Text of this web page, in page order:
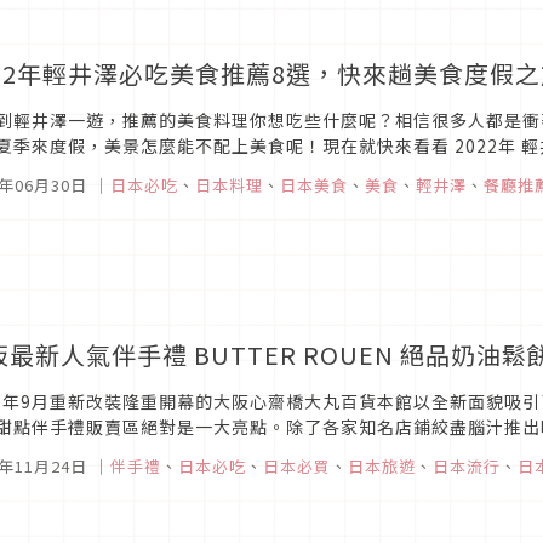
年輕井澤必吃美食推薦8選，快來趟美食度假
輕井澤一遊，推薦的美食料理你想吃些什麼呢？相信很多人都是
季來度假，美景怎麼能不配上美食呢！現在就快來看看 2022年
06月30日 ｜ 日本必吃 、 日本料理 、 日本美食 、 美食 、 輕井澤 、 餐廳推
最新人氣伴手禮 BUTTER ROUEN 絕品奶油鬆
9月重新改裝隆重開幕的大阪心齋橋大丸百貨本館以全新面貌吸
點伴手禮販賣區絕對是一大亮點。除了各家知名店鋪絞盡腦汁推
11月24日 ｜ 伴手禮 、 日本必吃 、 日本必買 、 日本旅遊 、 日本流行 、 日